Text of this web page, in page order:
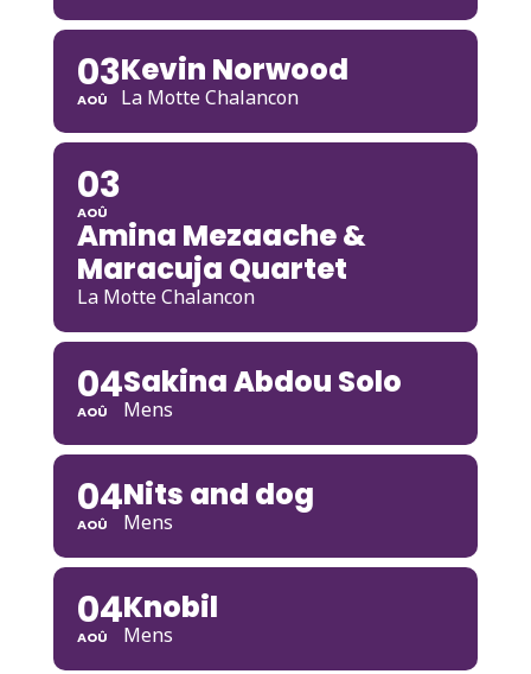
03
AOÛ
Kevin Norwood
La Motte Chalancon
03
AOÛ
Amina Mezaache &
Maracuja Quartet
La Motte Chalancon
04
AOÛ
Sakina Abdou Solo
Mens
04
AOÛ
Nits and dog
Mens
04
AOÛ
Knobil
Mens